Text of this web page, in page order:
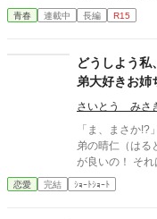
う。 偶然にも
すぐに採用し、
紗夜の部屋でご
――その色気に
と大学生、甘く
青春 連載中 長編 R15
どうしよう私
弟大好きお姉
さいとう みさ
「ま、まさか!?」 あたし三鷹優美（みたかゆうみ）高校一年生。
弟の晴仁（はる
が良いの！ それはそれ
そんなのお口に入らないよぉ
もある日トイレ
恋愛 完結 ｼｮｰﾄｼｮｰﾄ